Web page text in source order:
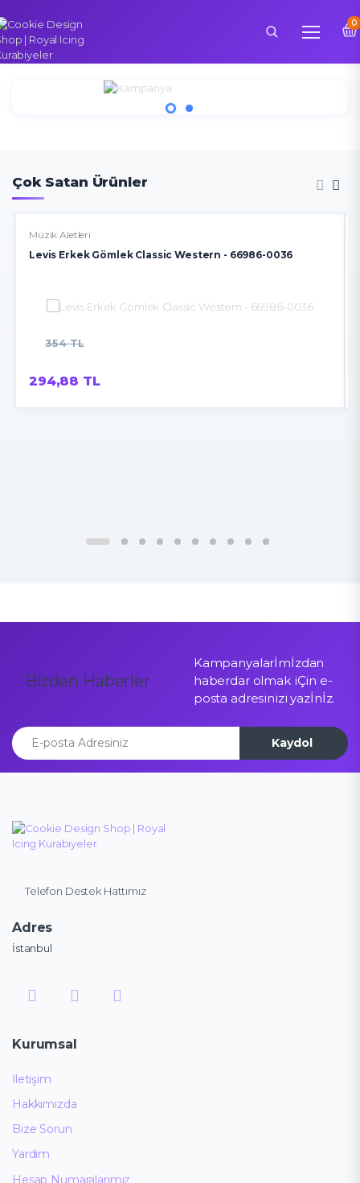
0
Çok Satan Ürünler
Müzik Aletleri
Levis Erkek Gömlek Classic Western - 66986-0036
294,88 TL
354 TL
Bizden Haberler
Kampanyalarİmİzdan
haberdar olmak iÇin e-
posta adresinizi yazİnİz.
E-posta Adresiniz
Kaydol
Telefon Destek Hattımız
Adres
İstanbul
Kurumsal
İletişim
Hakkımızda
Bize Sorun
Yardım
Hesap Numaralarımız